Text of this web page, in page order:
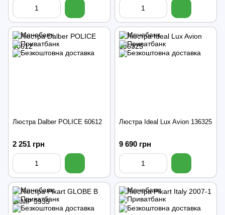
Люстра Dalber POLICE 60612
2 251 грн
Люстра Ideal Lux Avion 136325
9 690 грн